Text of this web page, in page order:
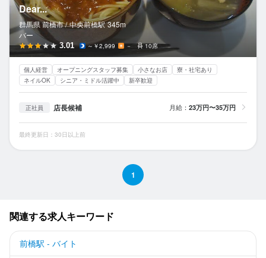
Dear...
群馬県 前橋市 / 中央前橋駅 345m
バー
3.01 ～￥2,999 － 10席
個人経営 オープニングスタッフ募集 小さなお店
寮・社宅あり
ネイルOK
シニア・ミドル活躍中 新卒歓迎
正社員 店長候補 月給： 23万円〜35万円
最終更新日：30日以上前
1
関連する求人キーワード
前橋駅 - バイト